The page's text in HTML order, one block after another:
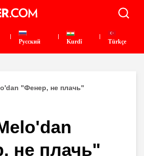
Pусский Kurdî Türkçe
"Фенер, не плачь"
не плачь"